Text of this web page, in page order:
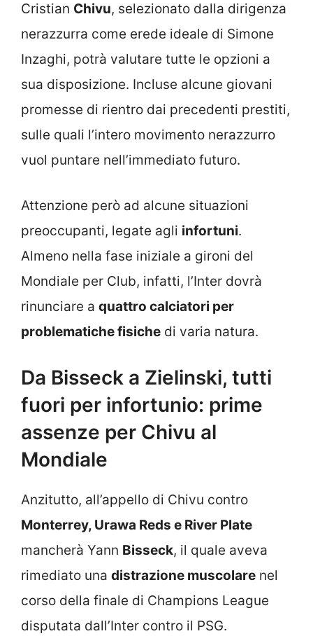
Cristian Chivu, selezionato dalla dirigenza
nerazzurra come erede ideale di Simone
Inzaghi, potrà valutare tutte le opzioni a
sua disposizione. Incluse alcune giovani
promesse di rientro dai precedenti prestiti,
sulle quali l’intero movimento nerazzurro
vuol puntare nell’immediato futuro.
Attenzione però ad alcune situazioni
preoccupanti, legate agli infortuni.
Almeno nella fase iniziale a gironi del
Mondiale per Club, infatti, l’Inter dovrà
rinunciare a quattro calciatori per
problematiche fisiche di varia natura.
Da Bisseck a Zielinski, tutti
fuori per infortunio: prime
assenze per Chivu al
Mondiale
Anzitutto, all’appello di Chivu contro
Monterrey, Urawa Reds e River Plate
mancherà Yann Bisseck, il quale aveva
rimediato una distrazione muscolare nel
corso della finale di Champions League
disputata dall’Inter contro il PSG.